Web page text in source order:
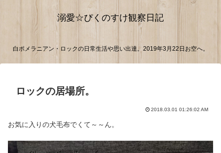
溺愛☆ぴくのすけ観察日記
白ポメラニアン・ロックの日常生活や思い出達。2019年3月22日お空へ。
ロックの居場所。
2018.03.01 01:26:02 AM
お気に入りの犬毛布でくて～～ん。